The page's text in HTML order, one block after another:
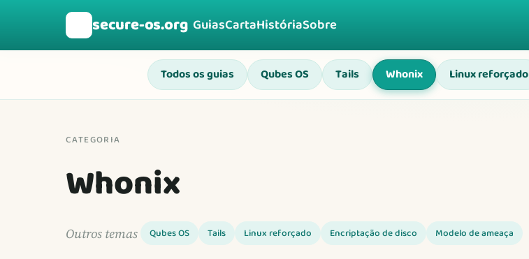
secure-os.org GuiasCartaHistóriaSobre
Todos os guias Qubes OS Tails Whonix Linux reforçado
CATEGORIA
Whonix
Outros temas Qubes OS Tails Linux reforçado Encriptação de disco Modelo de ameaça